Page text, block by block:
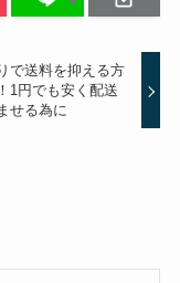
で送料を抑える方
1円でも安く配送
せる為に